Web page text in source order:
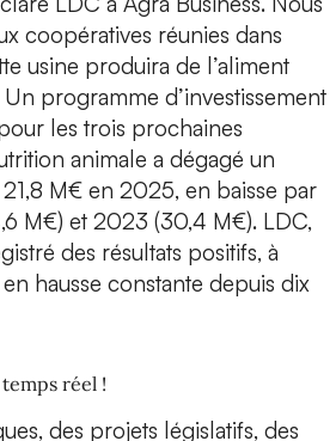
coopératives réunies dans
usine produira de l’aliment
programme d’investissement
les trois prochaines
animale a dégagé un
M€ en 2025, en baisse par
M€) et 2023 (30,4 M€). LDC,
des résultats positifs, à
hausse constante depuis dix
réel !
des projets législatifs, des